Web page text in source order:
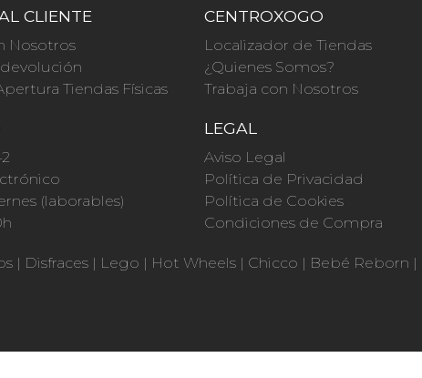
CLIENTE
Nosotros
Tiendas Físicas
(laborables)
CENTROXOGO
Localizador de Tiendas
¿Quienes Somos?
Trabaja con Nosotros
LEGAL
Aviso Legal
Política de Privacidad
Política de Cookies
Condiciones de Compra
| Disfraces | Lego | Hot Wheels | Chicco | Bebé Reborn |